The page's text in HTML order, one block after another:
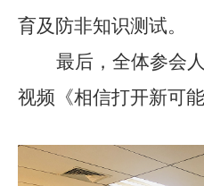
育及防非知识测试。
最后，全体参会
视频《相信打开新可能